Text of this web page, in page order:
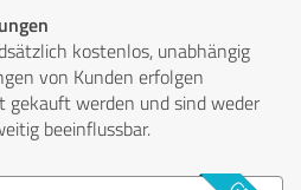
kostenlos, unabhängig
von Kunden erfolgen
gekauft werden und sind weder
beeinflussbar.